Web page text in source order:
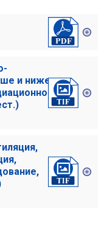
и ниже